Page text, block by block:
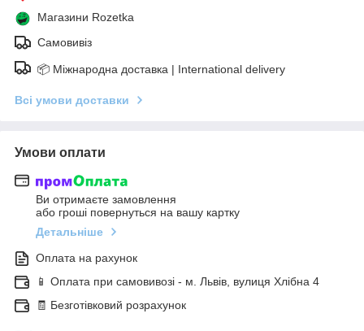
Магазини Rozetka
Самовивіз
📦 Міжнародна доставка | International delivery
Всі умови доставки
Умови оплати
Ви отримаєте замовлення
або гроші повернуться на вашу картку
Детальніше
Оплата на рахунок
📱 Оплата при самовивозі - м. Львів, вулиця Хлібна 4
🧾 Безготівковий розрахунок